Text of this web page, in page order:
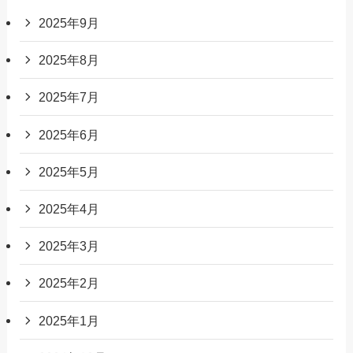
2025年9月
2025年8月
2025年7月
2025年6月
2025年5月
2025年4月
2025年3月
2025年2月
2025年1月